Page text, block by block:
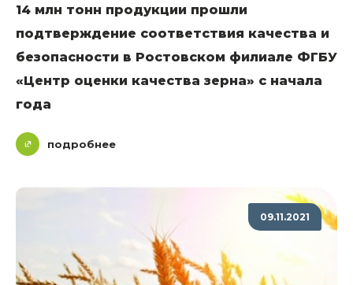
14 млн тонн продукции прошли
подтверждение соответствия качества и
безопасности в Ростовском филиале ФГБУ
«Центр оценки качества зерна» с начала
года
подробнее
09.11.2021